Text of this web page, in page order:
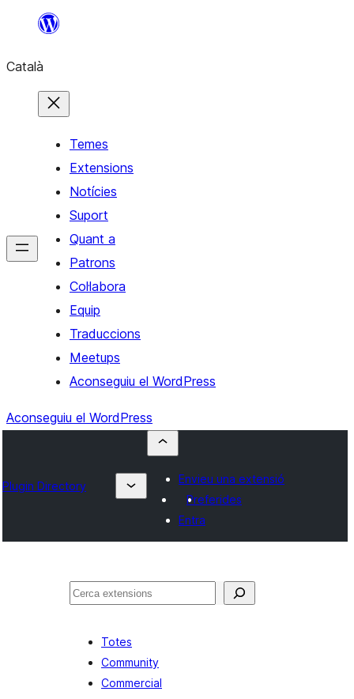
contingut
Català
Temes
Extensions
Notícies
Suport
Quant a
Patrons
Col·labora
Equip
Traduccions
Meetups
Aconseguiu el WordPress
Aconseguiu el WordPress
Plugin Directory
Envieu una extensió
Preferides
Entra
Cerca
Totes
Community
Commercial